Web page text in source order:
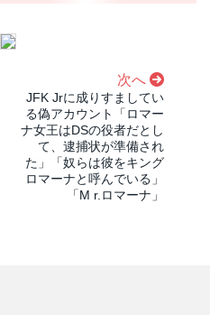
次へ
JFK Jrに成りすましてい
る偽アカウント「ロマー
ナ女王はDSの役者だとし
て、逮捕状が準備され
た」「奴らは彼をキング
ロマーナと呼んでいる」
「M r.ロマーナ」